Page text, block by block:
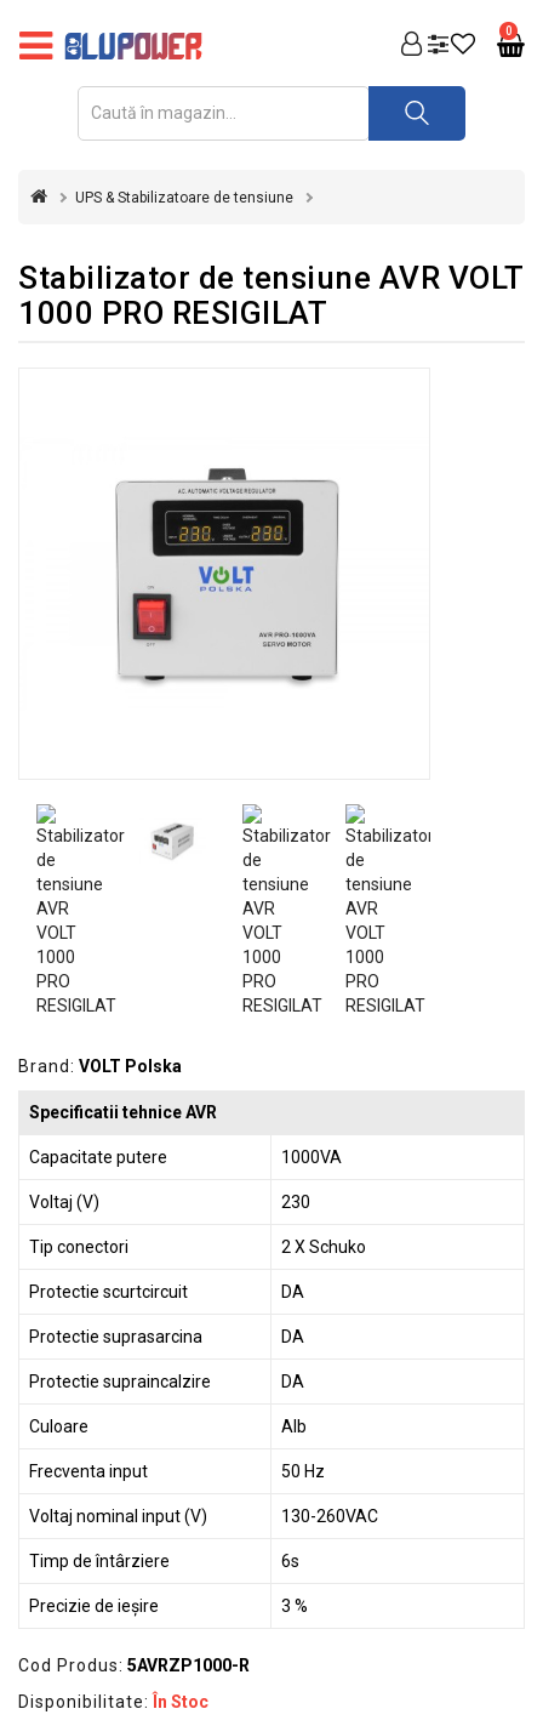
0
FOTOVOLTAICE
REDRESOARE
INVERTOARE
KITURI
FOTOVOLTAICE
UPS & Stabilizatoare de tensiune
Stabilizator de tensiune AVR VOLT
1000 PRO RESIGILAT
Brand: VOLT Polska
Specificatii tehnice AVR
Capacitate putere 1000VA
Voltaj (V) 230
Tip conectori 2 X Schuko
Protectie scurtcircuit DA
Protectie suprasarcina DA
Protectie supraincalzire DA
Culoare Alb
Frecventa input 50 Hz
Voltaj nominal input (V) 130-260VAC
Timp de întârziere 6s
Precizie de ieșire 3 %
Cod Produs: 5AVRZP1000-R
Disponibilitate:
În Stoc